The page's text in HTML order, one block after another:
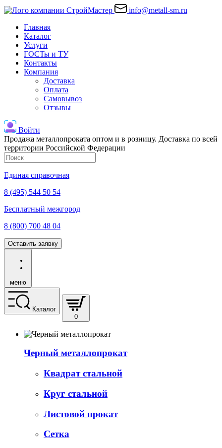
info@metall-sm.ru
Главная
Каталог
Услуги
ГОСТы и ТУ
Контакты
Компания
Доставка
Оплата
Самовывоз
Отзывы
Войти
Продажа металлопроката оптом и в розницу. Доставка по всей
территории Российской Федерации
Единая справочная
8 (495) 544 50 54
Бесплатный межгород
8 (800) 700 48 04
Оставить заявку
меню
Каталог
0
Черный металлопрокат
Квадрат стальной
Круг стальной
Листовой прокат
Сетка